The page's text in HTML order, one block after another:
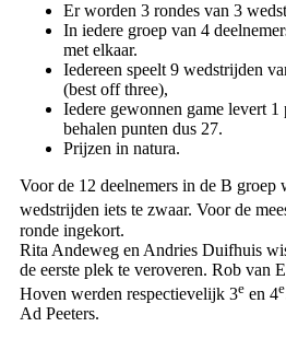
Er worden 3 rondes van 3
In iedere groep van 4
met elkaar.
Iedereen speelt 9 wedstrijden
(best off three),
Iedere gewonnen game levert
behalen punten dus 27.
Prijzen in natura.
Voor de 12 deelnemers in de B groep
wedstrijden iets te zwaar. Voor de
ronde ingekort.
Rita Andeweg en Andries Duifhuis
de eerste plek te veroveren. Rob van
Hoven werden respectievelijk 3e en 4e
Ad Peeters.